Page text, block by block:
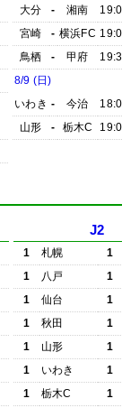
大分
- 湘南
宮崎
- 横浜FC
鳥栖
- 甲府
8/9 (日)
いわき - 今治
山形
- 栃木C
J2
1 札幌
1
1
八戸
1
1
仙台
1
1
秋田
1
1
山形
1
1
いわき
1
1
栃木C
1